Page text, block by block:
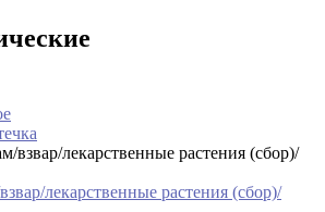
лекарственные растения (сбор)/